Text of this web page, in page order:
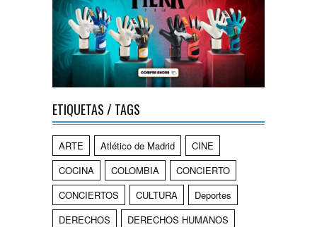
ETIQUETAS / TAGS
ARTE Atlético de Madrid
CINE
COCINA
COLOMBIA
CONCIERTO
CONCIERTOS
CULTURA
Deportes
DERECHOS
DERECHOS HUMANOS